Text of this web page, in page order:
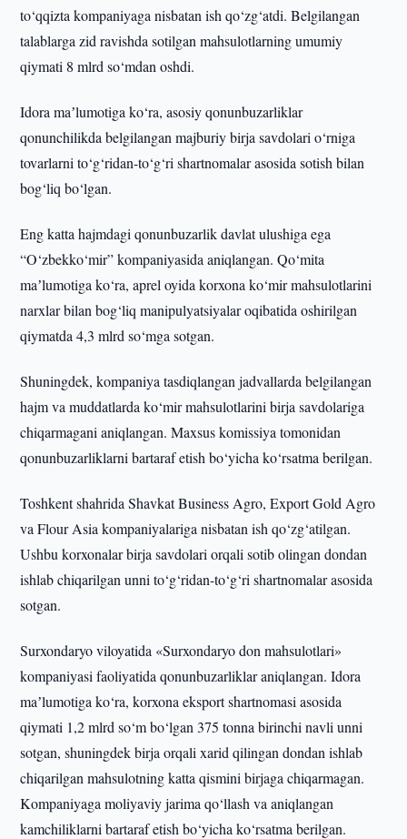
to‘qqizta kompaniyaga nisbatan ish qo‘zg‘atdi. Belgilangan
talablarga zid ravishda sotilgan mahsulotlarning umumiy
qiymati 8 mlrd so‘mdan oshdi.
Idora maʼlumotiga ko‘ra, asosiy qonunbuzarliklar
qonunchilikda belgilangan majburiy birja savdolari o‘rniga
tovarlarni to‘g‘ridan-to‘g‘ri shartnomalar asosida sotish bilan
bog‘liq bo‘lgan.
Eng katta hajmdagi qonunbuzarlik davlat ulushiga ega
“O‘zbekko‘mir” kompaniyasida aniqlangan. Qo‘mita
maʼlumotiga ko‘ra, aprel oyida korxona ko‘mir mahsulotlarini
narxlar bilan bog‘liq manipulyatsiyalar oqibatida oshirilgan
qiymatda 4,3 mlrd so‘mga sotgan.
Shuningdek, kompaniya tasdiqlangan jadvallarda belgilangan
hajm va muddatlarda ko‘mir mahsulotlarini birja savdolariga
chiqarmagani aniqlangan. Maxsus komissiya tomonidan
qonunbuzarliklarni bartaraf etish bo‘yicha ko‘rsatma berilgan.
Toshkent shahrida Shavkat Business Agro, Export Gold Agro
va Flour Asia kompaniyalariga nisbatan ish qo‘zg‘atilgan.
Ushbu korxonalar birja savdolari orqali sotib olingan dondan
ishlab chiqarilgan unni to‘g‘ridan-to‘g‘ri shartnomalar asosida
sotgan.
Surxondaryo viloyatida «Surxondaryo don mahsulotlari»
kompaniyasi faoliyatida qonunbuzarliklar aniqlangan. Idora
maʼlumotiga ko‘ra, korxona eksport shartnomasi asosida
qiymati 1,2 mlrd so‘m bo‘lgan 375 tonna birinchi navli unni
sotgan, shuningdek birja orqali xarid qilingan dondan ishlab
chiqarilgan mahsulotning katta qismini birjaga chiqarmagan.
Kompaniyaga moliyaviy jarima qo‘llash va aniqlangan
kamchiliklarni bartaraf etish bo‘yicha ko‘rsatma berilgan.